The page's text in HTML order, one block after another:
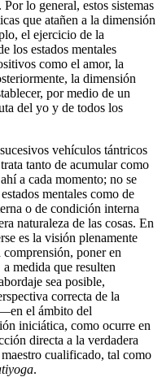
lo general, estos sistemas
que atañen a la dimensión
el ejercicio de la
los estados mentales
como el amor, la
la dimensión
por medio de un
del yo y de todos los
vehículos tántricos
tanto de acumular como
a cada momento; no se
mentales como de
o de condición interna
naturaleza de las cosas. En
es la visión plenamente
comprensión, poner en
medida que resulten
sea posible,
correcta de la
el ámbito del
iniciática, como ocurre en
directa a la verdadera
cualificado, tal como
.